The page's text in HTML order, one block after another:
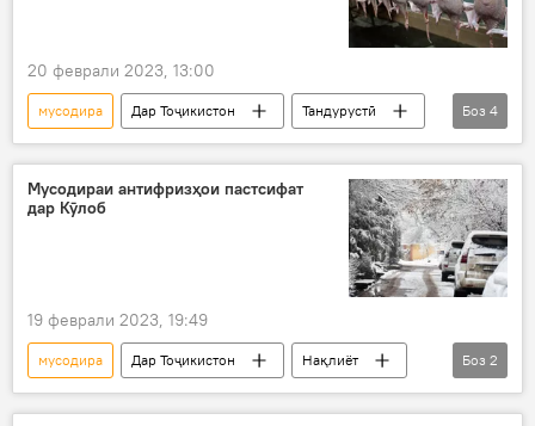
20 феврали 2023, 13:00
мусодира Дар Тоҷикистон
Тандурустӣ
гӯшт
санитарӣ
гӯшт
гӯшти мурғ
Боз 4
Мусодираи антифризҳои пастсифат
дар Кӯлоб
19 феврали 2023, 19:49
мусодира Дар Тоҷикистон
Нақлиёт
Тоҷикстандарт
Кӯлоб
Боз 2